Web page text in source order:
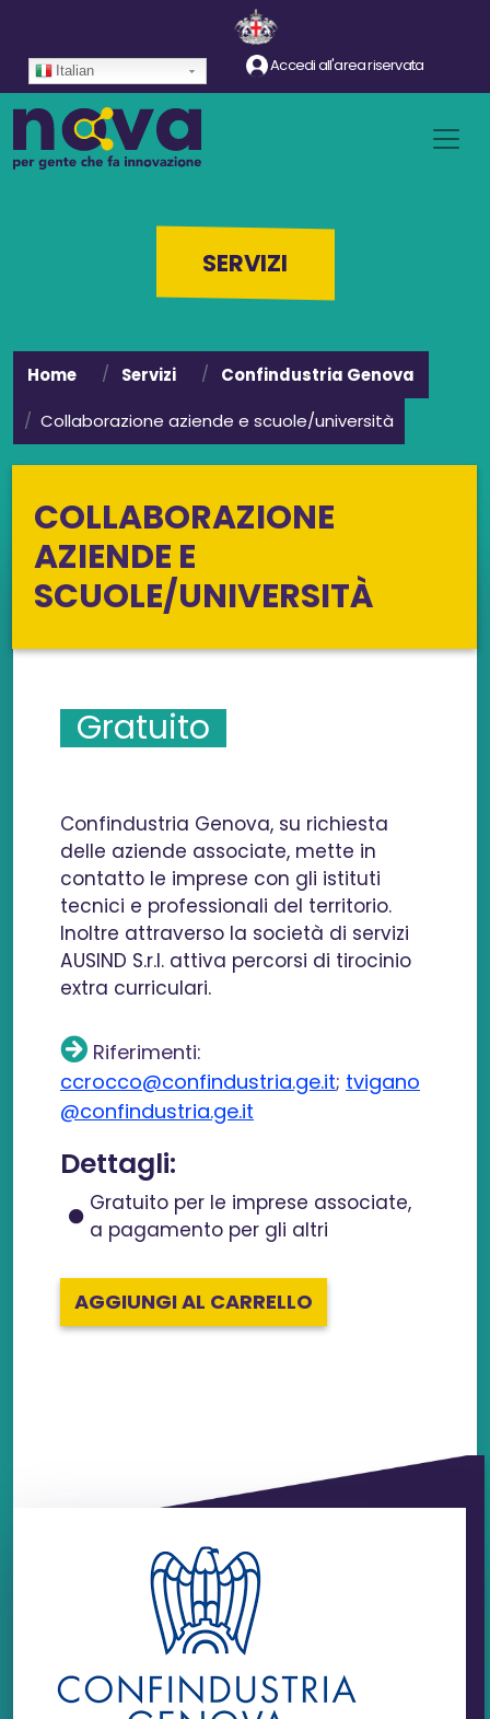
Salta al contenuto principale
Italian Accedi all'area riservata
SERVIZI
Home Servizi
Confindustria Genova
Collaborazione aziende e scuole/università
COLLABORAZIONE
AZIENDE E
SCUOLE/UNIVERSITÀ
Gratuito
Confindustria Genova, su richiesta
delle aziende associate, mette in
contatto le imprese con gli istituti
tecnici e professionali del territorio.
Inoltre attraverso la società di servizi
AUSIND S.r.l. attiva percorsi di tirocinio
extra curriculari.
Riferimenti:
ccrocco@confindustria.ge.it; tvigano
@confindustria.ge.it
Dettagli:
Gratuito per le imprese associate,
a pagamento per gli altri
AGGIUNGI AL CARRELLO